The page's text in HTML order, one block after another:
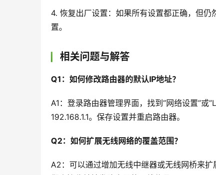
4. 恢复出厂设置：如果所有设置都正确，但
置。
相关问题与解答
Q1：如何修改路由器的默认IP地址？
A1：登录路由器管理界面，找到”网络设置”或
192.168.1.1。保存设置并重启路由器。
Q2：如何扩展无线网络的覆盖范围？
A2：可以通过增加无线中继器或无线网桥来